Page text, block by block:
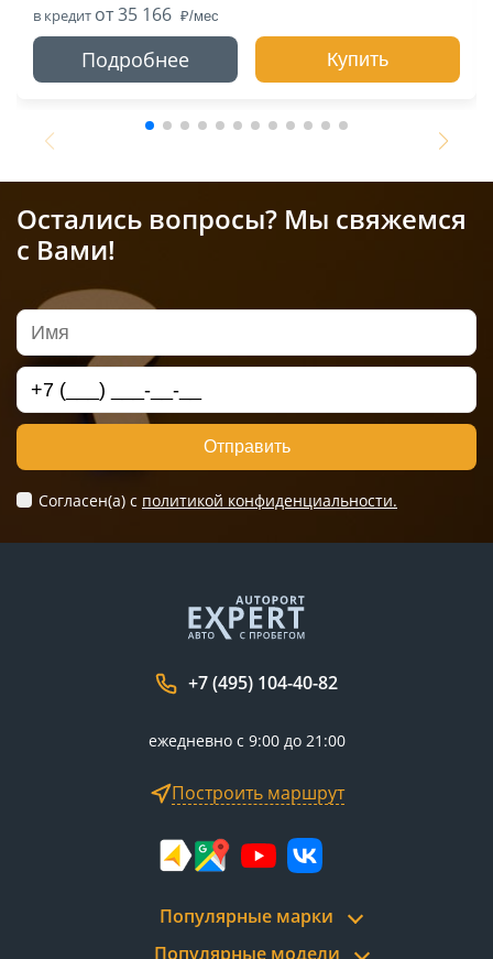
в кредит от 35 166
Подробнее Купить
Остались вопросы? Мы свяжемся
с Вами!
Отправить
Согласен(а) c политикой конфиденциальности.
+7 (495) 104-40-82
ежедневно с 9:00 до 21:00
Построить маршрут
Популярные марки
Популярные модели